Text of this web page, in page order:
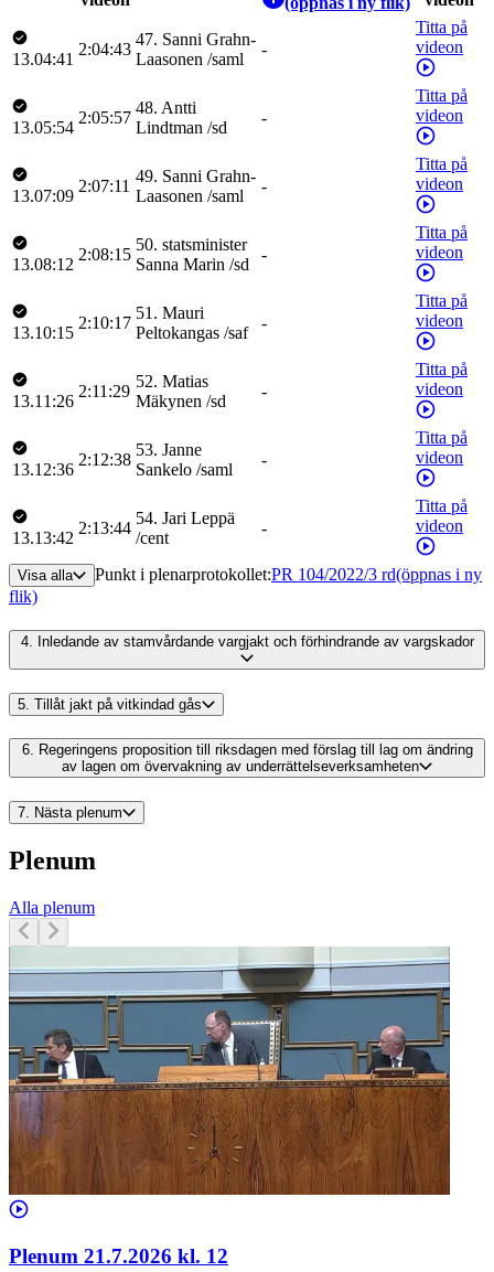
13.04:41
2:04:43
47. Sanni Grahn-
Laasonen /saml
-
Titta på
videon
13.05:54
2:05:57
48. Antti
Lindtman /sd
-
Titta på
videon
13.07:09
2:07:11
49. Sanni Grahn-
Laasonen /saml
-
Titta på
videon
13.08:12
2:08:15
50. statsminister
Sanna Marin /sd
-
Titta på
videon
13.10:15
2:10:17
51 . Mauri
Peltokangas /saf
-
Titta på
videon
13.11:26
2:11:29
52. Matias
Mäkynen /sd
-
Titta på
videon
13.12:36
2:12:38
53. Janne
Sankelo /saml
-
Titta på
videon
13.13:42
2:13:44
54. Jari Leppä
/cent
-
Titta på
videon
Visa alla Punkt i plenarprotokollet:PR 104/2022/3 rd(öppnas i ny
flik)
4. Inledande av stamvårdande vargjakt och förhindrande av vargskador
5. Tillåt jakt på vitkindad gås
6. Regeringens proposition till riksdagen med förslag till lag om ändring
av lagen om övervakning av underrättelseverksamheten
7. Nästa plenum
Plenum
Alla plenum
Plenum 21.7.2026 kl. 12